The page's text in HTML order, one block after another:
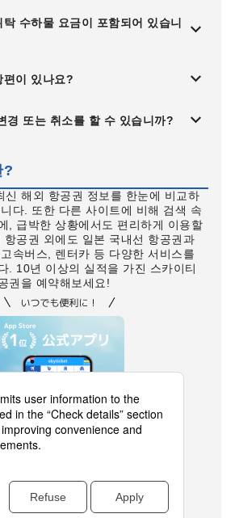
수하물 요금이 포함되어 있습니
편이 있나요?
경 또는 취소를 할 수 있습니까?
?
신 해외 항공권 정보를 한눈에 비교하
다. 또한 다른 사이트에 비해 검색 속
, 급박한 상황에서도 편리하게 이용할
항공권 외에도 일본 국내선 항공권과
속버스, 렌터카 등 다양한 서비스를
. 10년 이상의 실적을 가진 스카이티
권을 예약해보세요!